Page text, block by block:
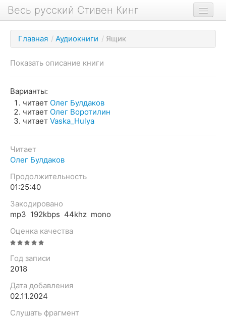
Весь русский Стивен Кинг
Книги
Фильмы
Аудиокниги
Новости Кинга
Биография
Главная / Аудиокниги / Ящик
Показать описание книги
Варианты:
читает Олег Булдаков
читает Олег Воротилин
читает Vaska_Hulya
Читает
Олег Булдаков
Продолжительность
01:25:40
Закодировано
mp3 192kbps 44khz mono
Оценка качества
Год записи
2018
Дата добавления
02.11.2024
Слушать фрагмент